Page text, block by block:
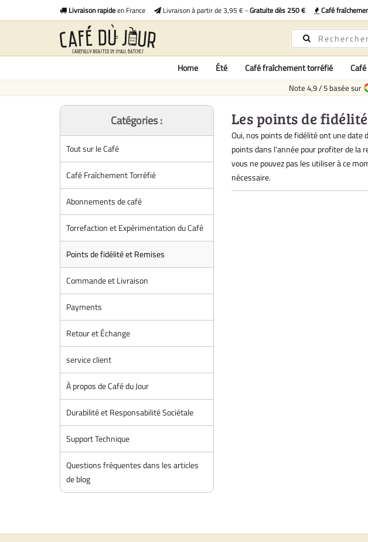
Livraison rapideen France Livraison à partir de 3,95 € -Gratuite dès 250 € Café
Home Été Café fraîchement torréfié Café
Note 4,9/5 basée sur
Les points de
Oui, nos points de fidélité ont une date
points dans l’année pour profiter de
vous ne pouvez pas les utiliser à ce
nécessaire.
Catégories :
Tout sur le Café
Café Fraîchement Torréfié
Abonnements de café
Torrefaction et Expérimentation du Café
Points de fidélité et Remises
Commande et Livraison
Payments
Retour et Échange
service client
À propos de Café du Jour
Durabilité et Responsabilité Sociétale
Support Technique
Questions fréquentes dans les articles
de blog